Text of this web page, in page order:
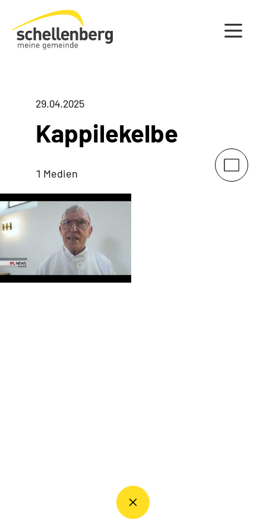
Gemeinde Schellenberg Startseite
29.04.2025
Kappilekelbe
1 Medien